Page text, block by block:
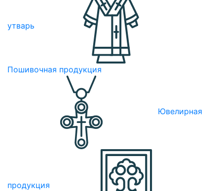
утварь
Пошивочная продукция
Ювелирная
продукция